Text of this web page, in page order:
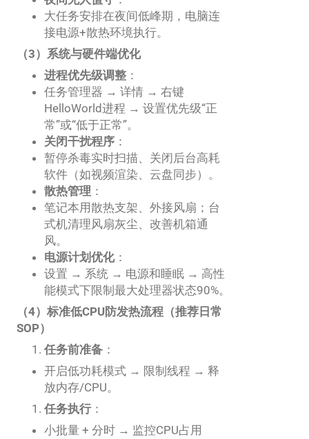
大任务安排在夜间低峰期，电脑连
接电源+散热环境执行。
（3）系统与硬件端优化
进程优先级调整 ：
任务管理器 → 详情 → 右键
HelloWorld进程 → 设置优先级“正
常”或“低于正常”。
关闭干扰程序 ：
暂停杀毒实时扫描、关闭后台高耗
软件（如视频渲染、云盘同步）。
散热管理 ：
笔记本用散热支架、外接风扇；台
式机清理风扇灰尘、改善机箱通
风。
电源计划优化：
设置 → 系统 → 电源和睡眠 → 高性
能模式下限制最大处理器状态90%。
（4）标准低CPU防发热流程（推荐日常
SOP）
任务前准备 ：
开启低功耗模式 → 限制线程 → 释
放内存/CPU。
任务执行：
小批量 + 分时 → 监控CPU占用